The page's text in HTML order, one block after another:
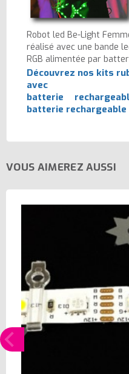
Robot led Be-Light
réalisé avec une bande
RGB alimentée par
Découvrez nos kits
avec
batterie
batterie rechargeable
VOUS AIMEREZ AUSSI